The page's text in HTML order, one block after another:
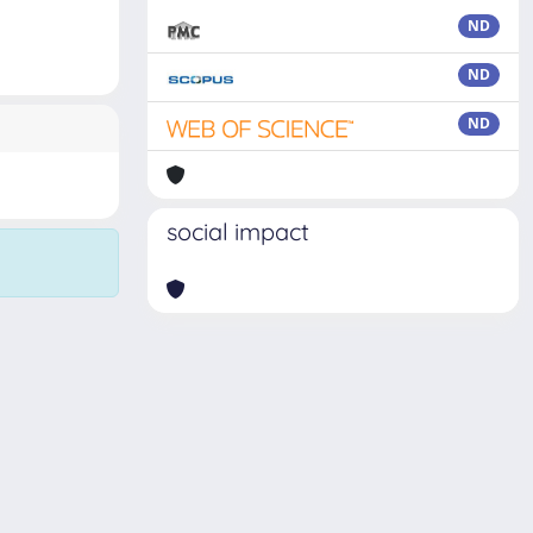
ND
ND
ND
social impact